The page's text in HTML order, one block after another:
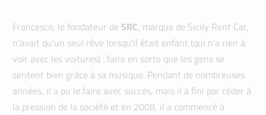
Francesco, le fondateur de SRC, marque de Sicily Rent Car,
n’avait qu’un seul rêve lorsqu’il était enfant (qui n’a rien à
voir avec les voitures) : faire en sorte que les gens se
sentent bien grâce à sa musique. Pendant de nombreuses
années, il a pu le faire avec succès, mais il a fini par céder à
la pression de la société et en 2008, il a commencé à